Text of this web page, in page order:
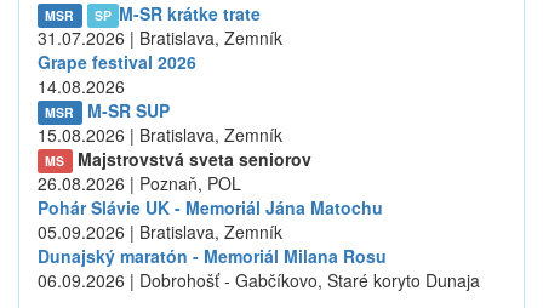
MSR SP M-SR krátke trate
31.07.2026 | Bratislava, Zemník
Grape festival 2026
14.08.2026
MSR
M-SR SUP
15.08.2026 | Bratislava, Zemník
MS
Majstrovstvá sveta seniorov
26.08.2026 | Poznaň, POL
Pohár Slávie UK - Memoriál Jána Matochu
05.09.2026 | Bratislava, Zemník
Dunajský maratón - Memoriál Milana Rosu
06.09.2026 | Dobrohošť - Gabčíkovo, Staré koryto Dunaja